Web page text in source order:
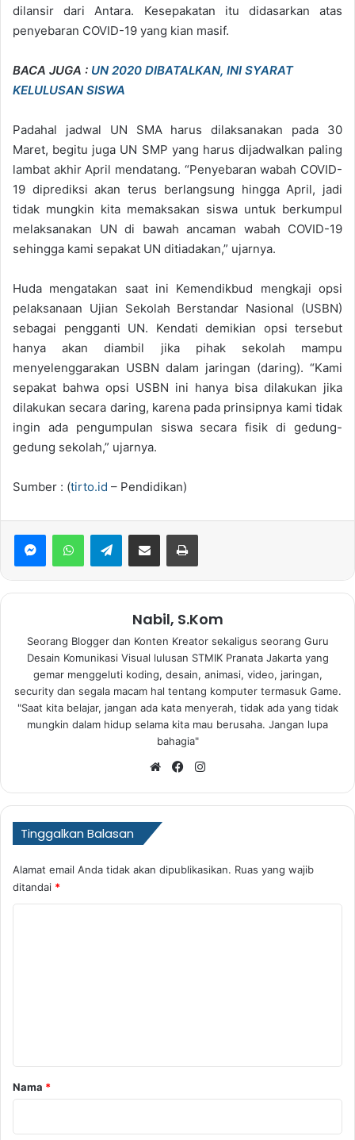
dilansir dari Antara. Kesepakatan itu didasarkan atas
penyebaran COVID-19 yang kian masif.
BACA JUGA : UN 2020 DIBATALKAN, INI SYARAT
KELULUSAN SISWA
Padahal jadwal UN SMA harus dilaksanakan pada 30
Maret, begitu juga UN SMP yang harus dijadwalkan paling
lambat akhir April mendatang. “Penyebaran wabah COVID-
19 diprediksi akan terus berlangsung hingga April, jadi
tidak mungkin kita memaksakan siswa untuk berkumpul
melaksanakan UN di bawah ancaman wabah COVID-19
sehingga kami sepakat UN ditiadakan,” ujarnya.
Huda mengatakan saat ini Kemendikbud mengkaji opsi
pelaksanaan Ujian Sekolah Berstandar Nasional (USBN)
sebagai pengganti UN. Kendati demikian opsi tersebut
hanya akan diambil jika pihak sekolah mampu
menyelenggarakan USBN dalam jaringan (daring). “Kami
sepakat bahwa opsi USBN ini hanya bisa dilakukan jika
dilakukan secara daring, karena pada prinsipnya kami tidak
ingin ada pengumpulan siswa secara fisik di gedung-
gedung sekolah,” ujarnya.
Sumber : (tirto.id – Pendidikan)
WhatsAppTelegramBagikan via Email Print
Nabil, S.Kom
Seorang Blogger dan Konten Kreator sekaligus seorang Guru
Desain Komunikasi Visual lulusan STMIK Pranata Jakarta yang
gemar menggeluti koding, desain, animasi, video, jaringan,
security dan segala macam hal tentang komputer termasuk Game.
"Saat kita belajar, jangan ada kata menyerah, tidak ada yang tidak
mungkin dalam hidup selama kita mau berusaha. Jangan lupa
bahagia"
WebsiteFacebook
Tinggalkan Balasan
Alamat email Anda tidak akan dipublikasikan. Ruas yang wajib
ditandai *
r
Nama *